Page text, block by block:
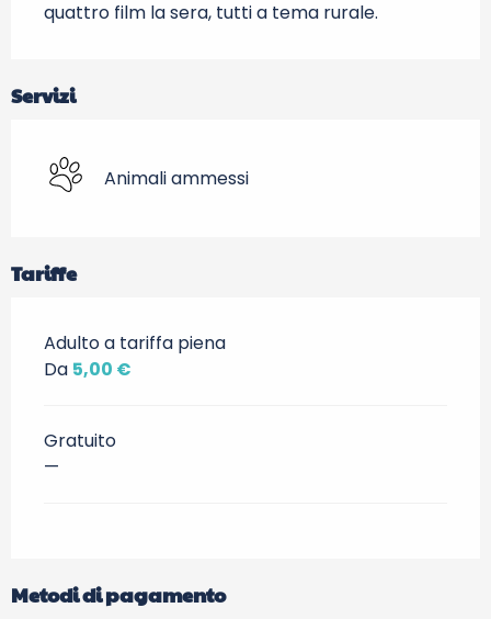
quattro film la sera, tutti a tema rurale.
Servizi
Animali ammessi
Tariffe
Adulto a tariffa piena
Da 5,00 €
Gratuito
—
Metodi di pagamento